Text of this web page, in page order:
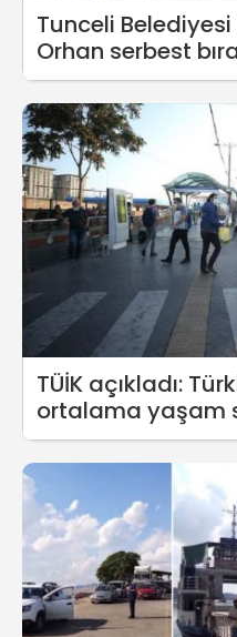
Tunceli Belediyesi
Orhan serbest
TÜİK açıkladı:
ortalama yaşam